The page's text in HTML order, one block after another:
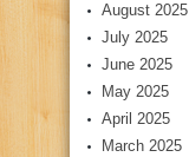
August 2025
July 2025
June 2025
May 2025
April 2025
March 2025